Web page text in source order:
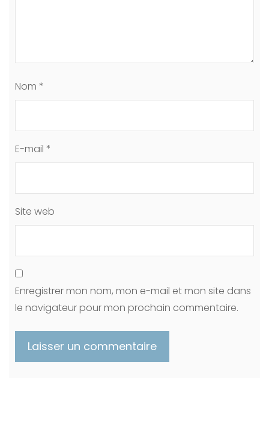
Nom *
E-mail *
Site web
Enregistrer mon nom, mon e-mail et mon site dans
le navigateur pour mon prochain commentaire.